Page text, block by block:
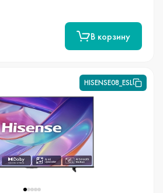
В корзину
HISENSE08_ESL